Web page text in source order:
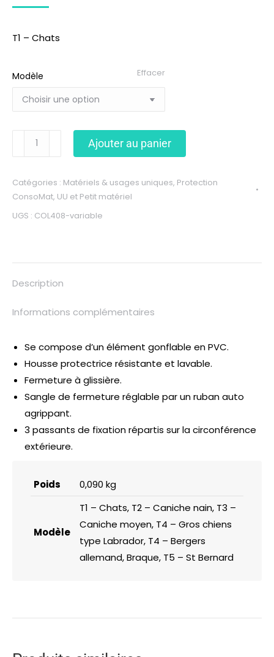
T1 – Chats
Modèle Effacer
Ajouter au panier
Catégories : Matériels & usages uniques, Protection
ConsoMat, UU et Petit matériel
UGS : COL408-variable
Description
Informations complémentaires
Se compose d’un élément gonflable en PVC.
Housse protectrice résistante et lavable.
Fermeture à glissière.
Sangle de fermeture réglable par un ruban auto
agrippant.
3 passants de fixation répartis sur la circonférence
extérieure.
Poids 0,090 kg
Modèle
T1 – Chats, T2 – Caniche nain, T3 –
Caniche moyen, T4 – Gros chiens
type Labrador, T4 – Bergers
allemand, Braque, T5 – St Bernard